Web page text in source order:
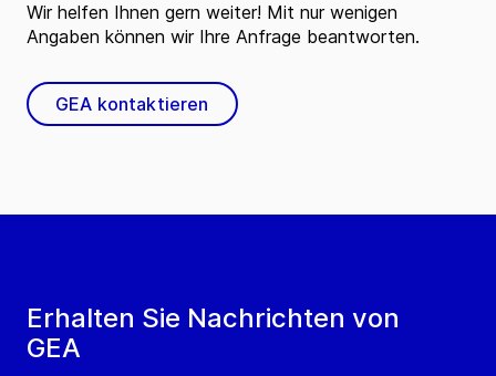
Erhalten Sie Nachrichten von
GEA
Wir helfen Ihnen gern weiter! Mit nur wenigen
Angaben können wir Ihre Anfrage beantworten.
GEA kontaktieren